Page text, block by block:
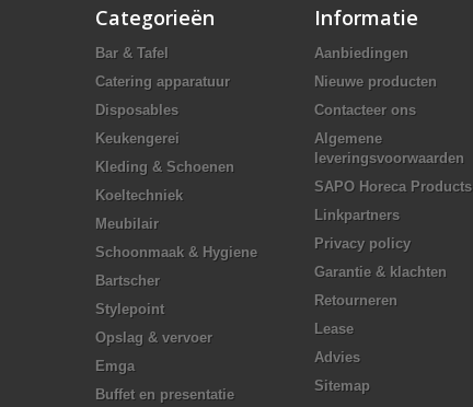
Categorieën
Bar & Tafel
Catering apparatuur
Disposables
Keukengerei
Kleding & Schoenen
Koeltechniek
Meubilair
Schoonmaak & Hygiene
Bartscher
Stylepoint
Opslag & vervoer
Emga
Buffet en presentatie
Informatie
Aanbiedingen
Nieuwe producten
Contacteer ons
Algemene
leveringsvoorwaarden
SAPO Horeca Products
Linkpartners
Privacy policy
Garantie & klachten
Retourneren
Lease
Advies
Sitemap